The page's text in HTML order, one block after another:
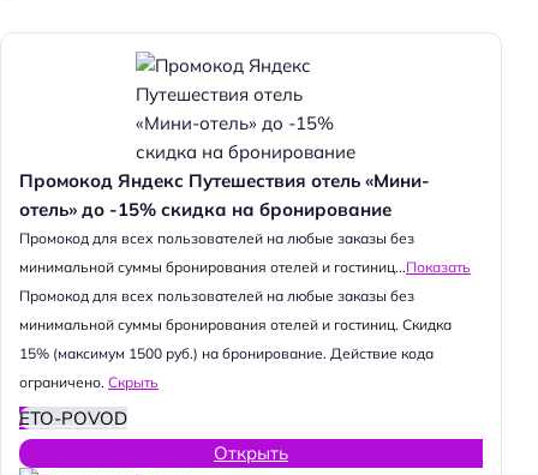
Промокод Яндекс Путешествия отель «Мини-
отель» до -15% скидка на бронирование
Промокод для всех пользователей на любые заказы без
минимальной суммы бронирования отелей и гостиниц...Показать
Промокод для всех пользователей на любые заказы без
минимальной суммы бронирования отелей и гостиниц. Скидка
15% (максимум 1500 руб.) на бронирование. Действие кода
ограничено. Скрыть
ETO-POVOD
Открыть